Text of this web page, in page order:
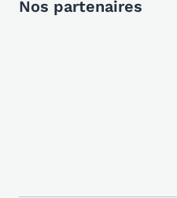
Nos partenaires